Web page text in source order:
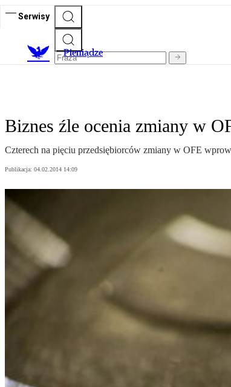
Serwisy
Pieniądze
Biznes źle ocenia zmiany w
Czterech na pięciu przedsiębiorców zmiany w OFE
Publikacja: 04.02.2014 14:09